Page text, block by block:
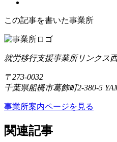
この記事を書いた事業所
就労移行支援事業所リンクス
〒273-0032
千葉県船橋市葛飾町2-380-5
事業所案内ページを見る
関連記事